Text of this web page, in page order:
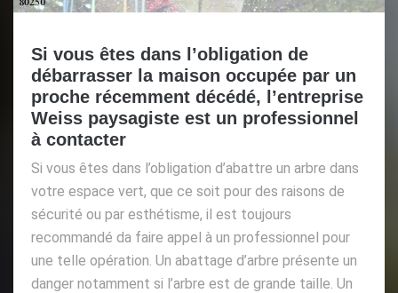
Si vous êtes dans l’obligation de
débarrasser la maison occupée par un
proche récemment décédé, l’entreprise
Weiss paysagiste est un professionnel
à contacter
Si vous êtes dans l’obligation d’abattre un arbre dans
votre espace vert, que ce soit pour des raisons de
sécurité ou par esthétisme, il est toujours
recommandé da faire appel à un professionnel pour
une telle opération. Un abattage d’arbre présente un
danger notamment si l’arbre est de grande taille. Un